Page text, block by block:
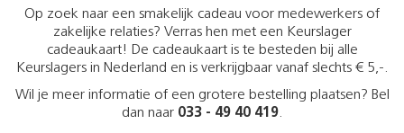
Op zoek naar een smakelijk cadeau voor medewerkers of
zakelijke relaties? Verras hen met een Keurslager
cadeaukaart! De cadeaukaart is te besteden bij alle
Keurslagers in Nederland en is verkrijgbaar vanaf slechts € 5,-.
Wil je meer informatie of een grotere bestelling plaatsen? Bel
dan naar 033 - 49 40 419.